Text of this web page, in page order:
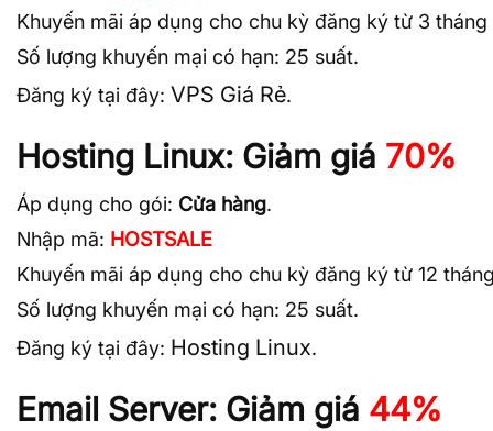
Khuyến mãi áp dụng cho chu kỳ đăng ký từ 3
Số lượng khuyến mại có hạn: 25 suất.
Đăng ký tại đây: VPS Giá Rẻ.
Hosting Linux: Giảm giá 70%
Áp dụng cho gói: Cửa hàng.
Nhập mã: HOSTSALE
Khuyến mãi áp dụng cho chu kỳ đăng ký từ 12
Số lượng khuyến mại có hạn: 25 suất.
Đăng ký tại đây: Hosting Linux.
Email Server: Giảm giá 44%